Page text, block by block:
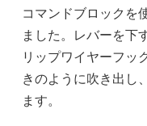
コマンドブロックを
ました。レバーを下
リップワイヤーフッ
きのように吹き出し
ます。